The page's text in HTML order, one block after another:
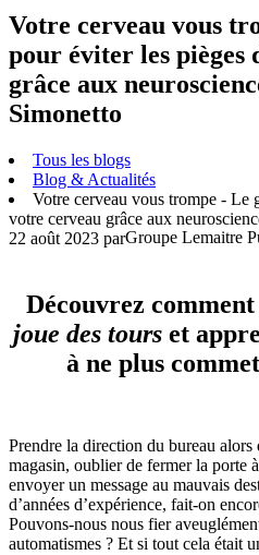
Votre cerveau vous
pour éviter les pièges
grâce aux
Simonetto
Tous les blogs
Blog & Actualités
Votre cerveau vous trompe - Le
votre cerveau grâce aux
22 août 2023 parGroupe Lemaitre
Découvrez comment
joue des tourset
à ne plus
Prendre la direction du bureau alors
magasin, oublier de fermer la porte
envoyer un message au mauvais
d’années d’expérience, fait-on
Pouvons-nous nous fier
automatismes ? Et si tout cela était